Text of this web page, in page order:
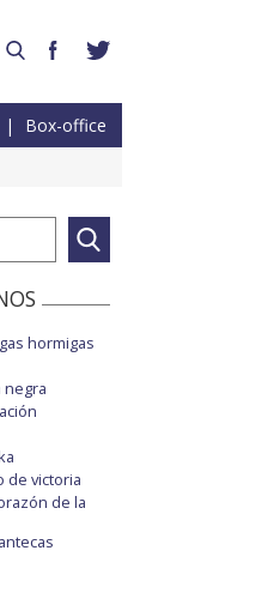
Box-office
hormigas
negra
de victoria
de la